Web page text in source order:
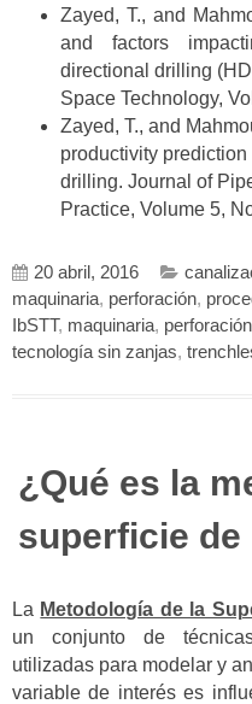
Zayed, T., and
and factors
directional drilling
Space Technology,
Zayed, T., and
productivity
drilling. Journal of
Practice, Volume 5,
20 abril, 2016
maquinaria, perforación,
IbSTT, maquinaria, perforación
tecnología sin zanjas,
¿Qué es la
superficie de
La Metodología de la
un conjunto de
utilizadas para modelar y
variable de interés es